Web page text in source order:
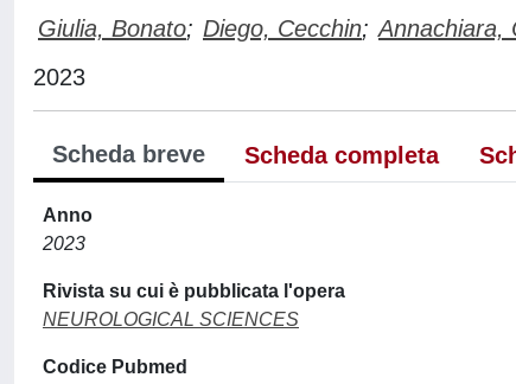
Giulia, Bonato; Diego, Cecchin; Annachiara,
2023
Scheda breve Scheda completa
Anno
2023
Rivista su cui è pubblicata l'opera
NEUROLOGICAL SCIENCES
Codice Pubmed